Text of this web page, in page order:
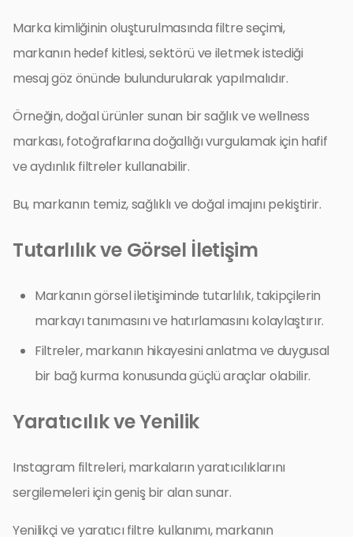
Marka kimliğinin oluşturulmasında filtre seçimi,
markanın hedef kitlesi, sektörü ve iletmek istediği
mesaj göz önünde bulundurularak yapılmalıdır.
Örneğin, doğal ürünler sunan bir sağlık ve wellness
markası, fotoğraflarına doğallığı vurgulamak için hafif
ve aydınlık filtreler kullanabilir.
Bu, markanın temiz, sağlıklı ve doğal imajını pekiştirir.
Tutarlılık ve Görsel İletişim
Markanın görsel iletişiminde tutarlılık, takipçilerin
markayı tanımasını ve hatırlamasını kolaylaştırır.
Filtreler, markanın hikayesini anlatma ve duygusal
bir bağ kurma konusunda güçlü araçlar olabilir.
Yaratıcılık ve Yenilik
Instagram filtreleri, markaların yaratıcılıklarını
sergilemeleri için geniş bir alan sunar.
Yenilikçi ve yaratıcı filtre kullanımı, markanın